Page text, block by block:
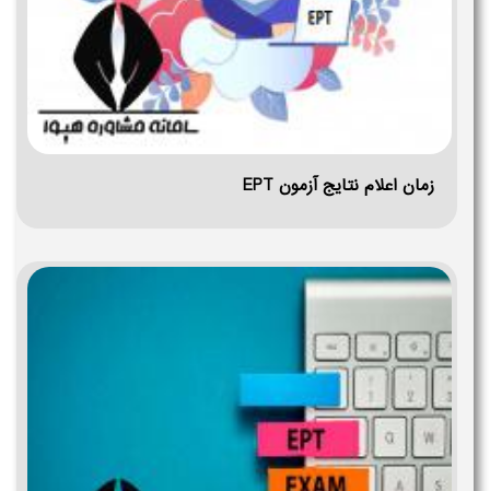
زمان اعلام نتایج آزمون EPT